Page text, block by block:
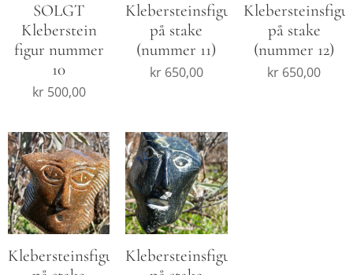
SOLGT
Kleberstein
figur nummer
10
kr 500,00
Klebersteinsfigur
på stake
(nummer 11)
kr 650,00
på stake
(nummer 12)
kr 650,00
Klebersteinsfigur
Klebersteinsfigur